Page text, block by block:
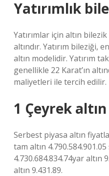
Yatırımlık
Yatırımlar için altın
altındır. Yatırım bileziği,
altın modelidir. Yatırım
genellikle 22 Karat’ın
maliyetleri ile tercih edilir.
1 Çeyrek
Serbest piyasa altın
tam altın
4.730.684.834.74yar altın
altın 9.431.89.